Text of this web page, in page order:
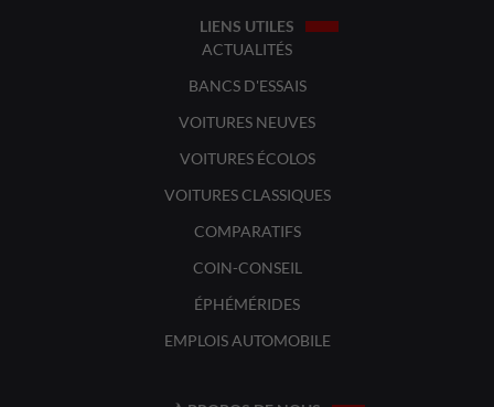
LIENS UTILES
ACTUALITÉS
BANCS D'ESSAIS
VOITURES NEUVES
VOITURES ÉCOLOS
VOITURES CLASSIQUES
COMPARATIFS
COIN-CONSEIL
ÉPHÉMÉRIDES
EMPLOIS AUTOMOBILE